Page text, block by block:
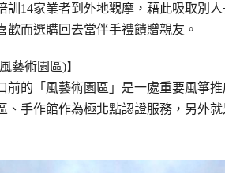
訓14家業者到外地觀摩，藉此吸取別
歡而選購回去當伴手禮饋贈親友。
藝術園區)】
前的「風藝術園區」是一處重要風箏
、手作館作為極北點認證服務，另外